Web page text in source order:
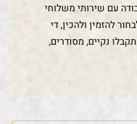
עם שירותי משלוחי
להזמין ולהכין, די
נקיים, מסודרים,